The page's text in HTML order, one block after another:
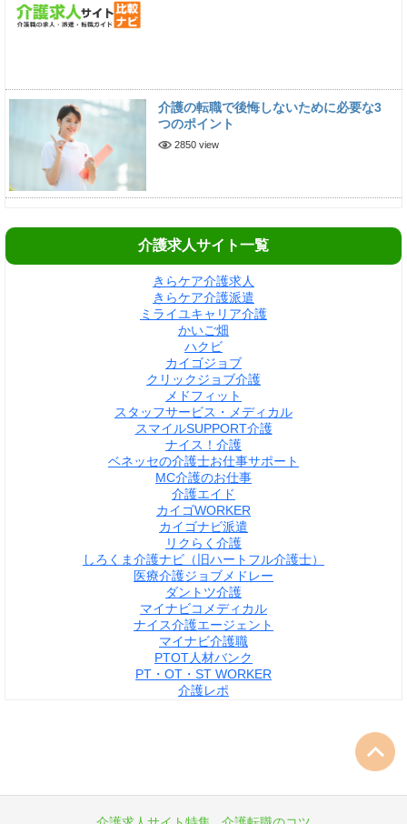
介護の転職で後悔しないために必要な3
つのポイント
2850 view
介護求人サイト一覧
きらケア介護求人
きらケア介護派遣
ミライユキャリア介護
かいご畑
ハクビ
カイゴジョブ
クリックジョブ介護
メドフィット
スタッフサービス・メディカル
スマイルSUPPORT介護
ナイス！介護
ベネッセの介護士お仕事サポート
MC介護のお仕事
介護エイド
カイゴWORKER
カイゴナビ派遣
リクらく介護
しろくま介護ナビ（旧ハートフル介護士）
医療介護ジョブメドレー
ダントツ介護
マイナビコメディカル
ナイス介護エージェント
マイナビ介護職
PTOT人材バンク
PT・OT・ST WORKER
介護レポ